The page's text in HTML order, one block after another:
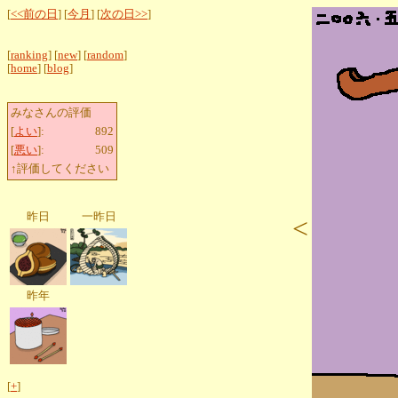
[<<前の日 ] [今月 ] [次の日>>]
[ranking] [new] [random]
[home] [blog]
みなさんの評価
[よい]:
892
[悪い]:
509
↑評価してください
昨日 一昨日
昨年
[+]
<